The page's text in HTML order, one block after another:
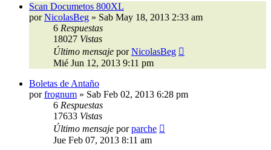
Scan Documetos 800XL
porNicolasBeg » Sab May 18, 2013 2:33 am
6 Respuestas
18027 Vistas
Último mensaje porNicolasBeg
Mié Jun 12, 2013 9:11 pm
Boletas de Antaño
porfrognum » Sab Feb 02, 2013 6:28 pm
6 Respuestas
17633 Vistas
Último mensaje porparche
Jue Feb 07, 2013 8:11 am